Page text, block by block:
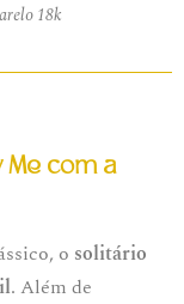
18k
Me com a
o solitário
. Além de